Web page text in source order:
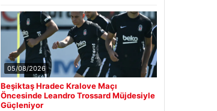
05/08/2026
Beşiktaş Hradec Kralove Maçı
Öncesinde Leandro Trossard Müjdesiyle
Güçleniyor